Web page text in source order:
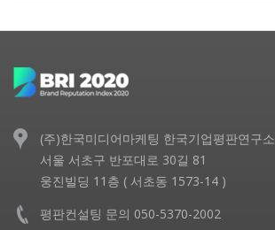
(주)한국미디어마케팅 한국기업평판연구소
서울 서초구 반포대로 30길 81
웅진빌딩 11층 ( 서초동 1573-14 )
평판컨설팅 문의 050-5370-2002